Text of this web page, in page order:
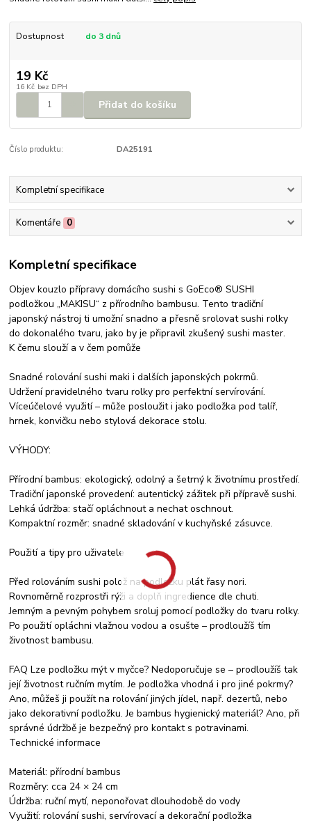
Dostupnost do 3 dnů
19 Kč
16 Kč bez DPH
Přidat do košíku
Číslo produktu: DA25191
Kompletní specifikace
Komentáře 0
Kompletní specifikace
Objev kouzlo přípravy domácího sushi s GoEco® SUSHI
podložkou „MAKISU“ z přírodního bambusu. Tento tradiční
japonský nástroj ti umožní snadno a přesně srolovat sushi rolky
do dokonalého tvaru, jako by je připravil zkušený sushi master.
K čemu slouží a v čem pomůže
Snadné rolování sushi maki i dalších japonských pokrmů.
Udržení pravidelného tvaru rolky pro perfektní servírování.
Víceúčelové využití – může posloužit i jako podložka pod talíř,
hrnek, konvičku nebo stylová dekorace stolu.
VÝHODY:
Přírodní bambus: ekologický, odolný a šetrný k životnímu prostředí.
Tradiční japonské provedení: autentický zážitek při přípravě sushi.
Lehká údržba: stačí opláchnout a nechat oschnout.
Kompaktní rozměr: snadné skladování v kuchyňské zásuvce.
Použití a tipy pro uživatele
Před rolováním sushi polož na podložku plát řasy nori.
Rovnoměrně rozprostři rýži a doplň ingredience dle chuti.
Jemným a pevným pohybem sroluj pomocí podložky do tvaru rolky.
Po použití opláchni vlažnou vodou a osušte – prodloužíš tím
životnost bambusu.
FAQ Lze podložku mýt v myčce? Nedoporučuje se – prodloužíš tak
její životnost ručním mytím. Je podložka vhodná i pro jiné pokrmy?
Ano, můžeš ji použít na rolování jiných jídel, např. dezertů, nebo
jako dekorativní podložku. Je bambus hygienický materiál? Ano, při
správné údržbě je bezpečný pro kontakt s potravinami.
Technické informace
Materiál: přírodní bambus
Rozměry: cca 24 × 24 cm
Údržba: ruční mytí, neponořovat dlouhodobě do vody
Využití: rolování sushi, servírovací a dekorační podložka